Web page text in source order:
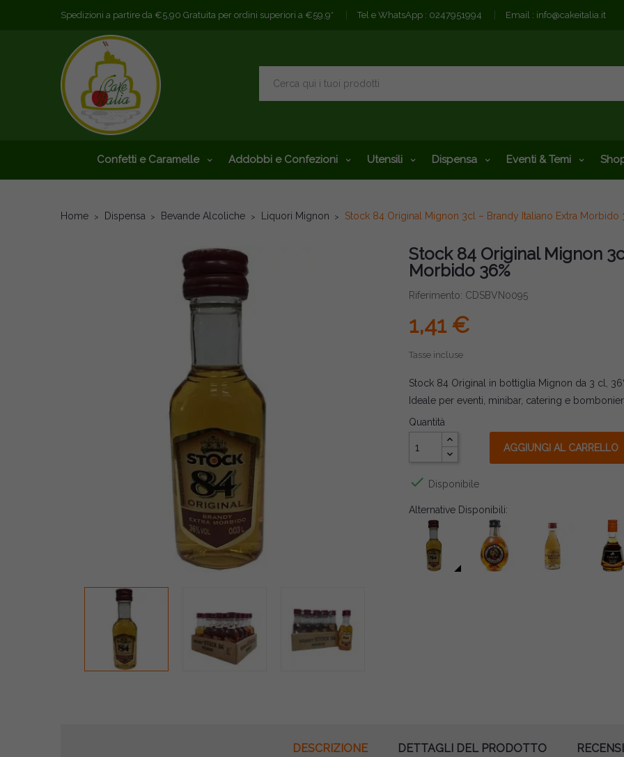
Spedizioni a partire da €5,90 Gratuita per ordini superiori a €59,9* Tel e WhatsApp : 0247951994 Email : info@cakeitalia.it
Confetti e Caramelle Addobbi e Confezioni Utensili Dispensa Eventi & Temi
Home Dispensa Bevande Alcoliche Liquori Mignon Stock 84 Original Mignon 3cl – Brandy Italiano Extra Morbido
Stock 84 Original Mignon
Morbido 36%
Riferimento: CDSBVN0095
1,41 €
Tasse incluse
Stock 84 Original in bottiglia Mignon da 3 cl,
Ideale per eventi, minibar, catering e
Quantità
AGGIUNGI AL CARRELLO
 Disponibile
Alternative Disponibili:
DESCRIZIONE DETTAGLI DEL PRODOTTO